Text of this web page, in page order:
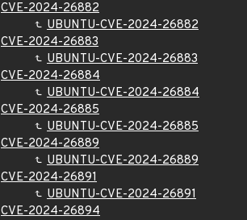
CVE-2024-26882
UBUNTU-CVE-2024-26882
CVE-2024-26883
UBUNTU-CVE-2024-26883
CVE-2024-26884
UBUNTU-CVE-2024-26884
CVE-2024-26885
UBUNTU-CVE-2024-26885
CVE-2024-26889
UBUNTU-CVE-2024-26889
CVE-2024-26891
UBUNTU-CVE-2024-26891
CVE-2024-26894